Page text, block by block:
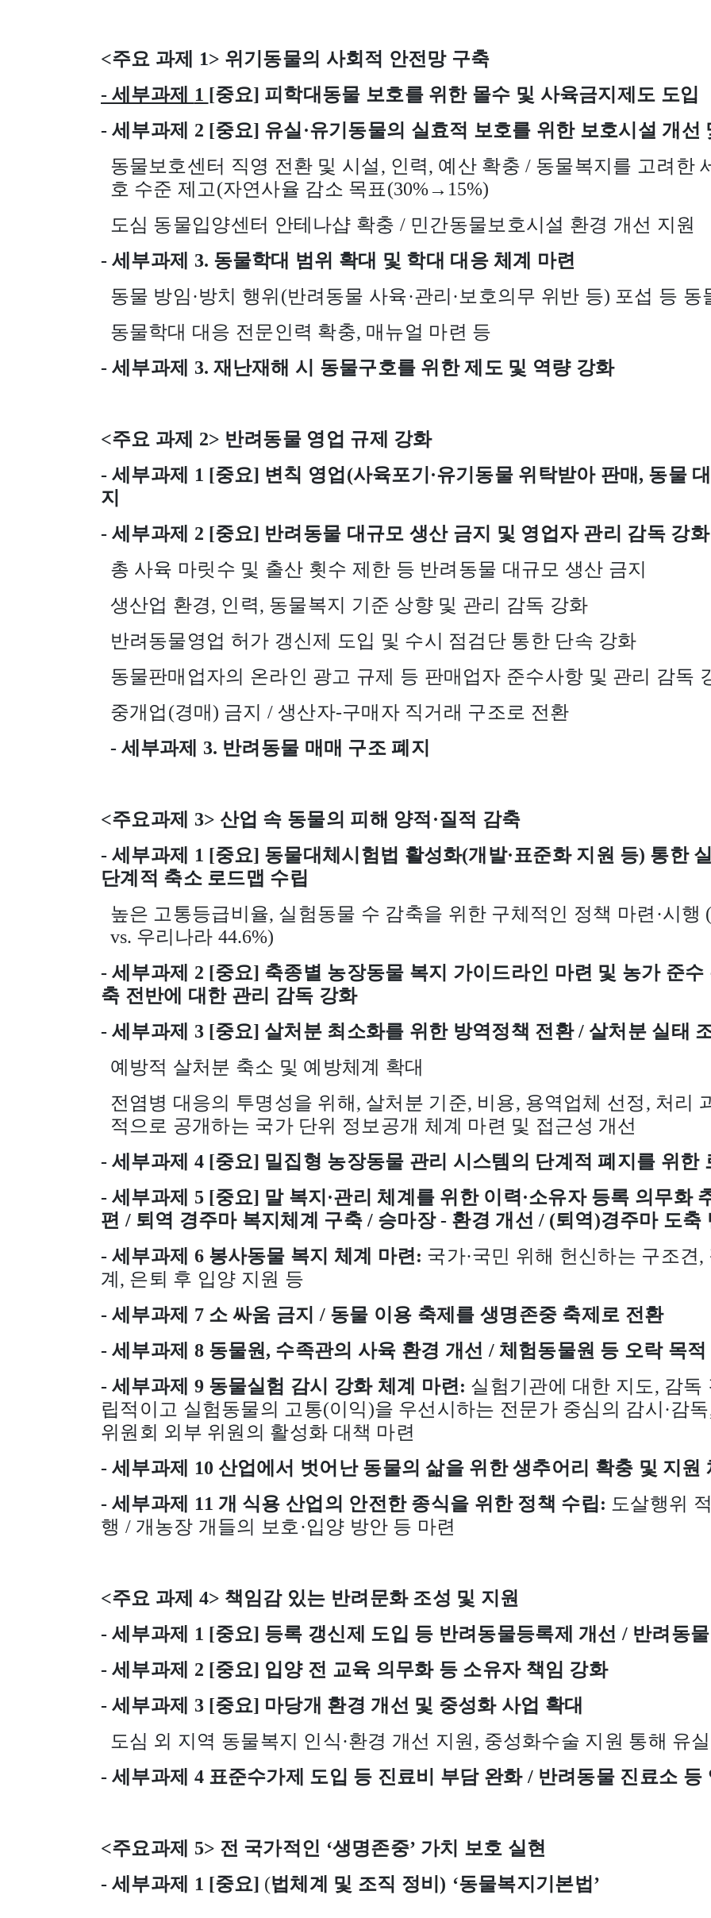
<주요 과제 1> 위기동물의 사회적 안전망 구축
- 세부과제 1 [중요] 피학대동물 보호를 위한 몰수 및 사육금지제도 도입
- 세부과제 2 [중요] 유실 ·유기동물의 실효적 보호를 위한 보호시설 개선
동물보호센터 직영 전환 및 시설, 인력, 예산 확충/ 동물복지를 고려한
호 수준 제고 (자연사율 감소 목표(30%→ 15%)
도심 동물입양센터 안테나샵 확충 / 민간동물보호시설 환경 개선 지원
- 세부과제 3. 동물학대 범위 확대 및 학대 대응 체계 마련
동물 방임·방치 행위 (반려동물 사육·관리 · 보호의무 위반 등) 포섭 등 동
동물학대 대응 전문인력 확충, 매뉴얼 마련 등
- 세부과제 3. 재난재해 시 동물구호를 위한 제도 및 역량 강화
<주요 과제 2> 반려동물 영업 규제 강화
- 세부과제 1 [중요] 변칙 영업 (사육포기 ·유기동물 위탁받아 판매 , 동물
지
- 세부과제 2 [중요] 반려동물 대규모 생산 금지 및 영업자 관리 감독 강화
총 사육 마릿수 및 출산 횟수 제한 등 반려동물 대규모 생산 금지
생산업 환경, 인력, 동물복지 기준 상향 및 관리 감독 강화
반려동물영업 허가 갱신제 도입 및 수시 점검단 통한 단속 강화
동물판매업자의 온라인 광고 규제 등 판매업자 준수사항 및 관리 감독
중개업(경매) 금지/생산자-구매자 직거래 구조로 전환
- 세부과제 3. 반려동물 매매 구조 폐지
<주요과제 3> 산업 속 동물의 피해 양적 ·질적 감축
- 세부과제 1 [중요] 동물대체시험법 활성화(개발·표준화 지원 등) 통한
단계적 축소 로드맵 수립
높은 고통등급비율, 실험동물 수 감축을 위한 구체적인 정책 마련 ·시행
vs. 우리나라44.6%)
- 세부과제 2 [중요] 축종별 농장동물 복지 가이드라인 마련 및 농가 준수
축 전반에 대한 관리 감독 강화
- 세부과제 3 [중요] 살처분 최소화를 위한 방역정책 전환/ 살처분 실태
예방적 살처분 축소 및 예방체계 확대
전염병 대응의 투명성을 위해 , 살처분 기준, 비용, 용역업체 선정, 처리
적으로 공개하는 국가 단위 정보공개 체계 마련 및 접근성 개선
- 세부과제 4 [중요] 밀집형 농장동물 관리 시스템의 단계적 폐지를 위한
- 세부과제 5 [중요] 말 복지 ·관리 체계를 위한 이력 ·소유자 등록 의무화
편 / 퇴역 경주마 복지체계 구축/ 승마장- 환경 개선/ (퇴역 )경주마 도축
- 세부과제 6 봉사동물 복지 체계 마련: 국가·국민 위해 헌신하는 구조견,
계 , 은퇴 후 입양 지원 등
- 세부과제 7 소 싸움 금지 / 동물 이용 축제를 생명존중 축제로 전환
- 세부과제 8 동물원 , 수족관의 사육 환경 개선 / 체험동물원 등 오락 목
- 세부과제 9 동물실험 감시 강화 체계 마련: 실험기관에 대한 지도 , 감독
립적이고 실험동물의 고통(이익)을 우선시하는 전문가 중심의 감시 ·감독
위원회 외부 위원의 활성화 대책 마련
- 세부과제 10 산업에서 벗어난 동물의 삶을 위한 생추어리 확충 및 지원
- 세부과제 11 개 식용 산업의 안전한 종식을 위한 정책 수립: 도살행위
행 / 개농장 개들의 보호 ·입양 방안 등 마련
<주요 과제 4> 책임감 있는 반려문화 조성 및 지원
- 세부과제 1 [중요] 등록 갱신제 도입 등 반려동물등록제 개선/ 반려동
- 세부과제 2 [중요] 입양 전 교육 의무화 등 소유자 책임 강화
- 세부과제 3 [중요] 마당개 환경 개선 및 중성화 사업 확대
도심 외 지역 동물복지 인식·환경 개선 지원 , 중성화수술 지원 통해 유실
- 세부과제 4 표준수가제 도입 등 진료비 부담 완화 / 반려동물 진료소 등
<주요과제 5> 전 국가적인 ‘생명존중’ 가치 보호 실현
- 세부과제 1 [중요] (법체계 및 조직 정비) ‘동물복지기본법 ’